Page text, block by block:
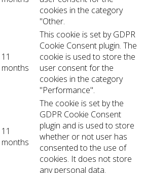
cookies in the category
"Other.
11
months
This cookie is set by GDPR
Cookie Consent plugin. The
cookie is used to store the
user consent for the
cookies in the category
"Performance".
11
months
The cookie is set by the
GDPR Cookie Consent
plugin and is used to store
whether or not user has
consented to the use of
cookies. It does not store
any personal data.